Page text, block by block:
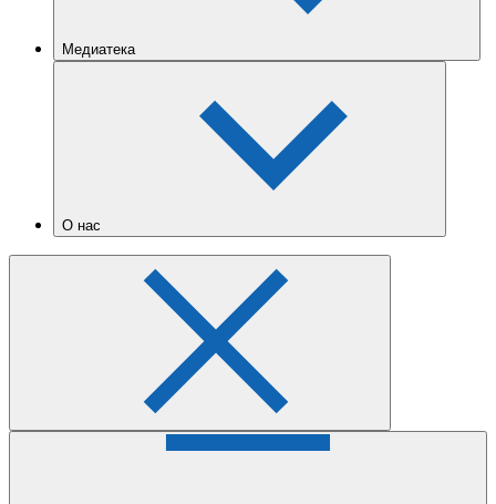
Медиатека
О нас